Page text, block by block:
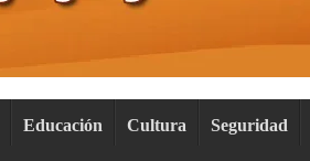
Educación Cultura Seguridad